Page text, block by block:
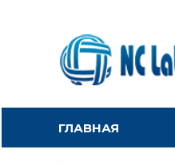
ГЛАВНАЯ